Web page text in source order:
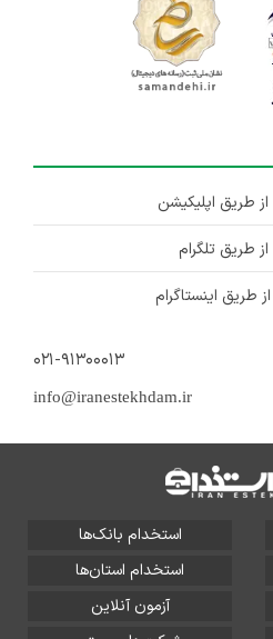
طریق اپلیکیشن
طریق تلگرام
طریق اینستاگرام
۰۲۱-۹۱۳۰۰۰۱۳
info@iranestekhdam.ir
استخدام بانک‌ها
استخدام استان‌ها
آزمون آنلاین